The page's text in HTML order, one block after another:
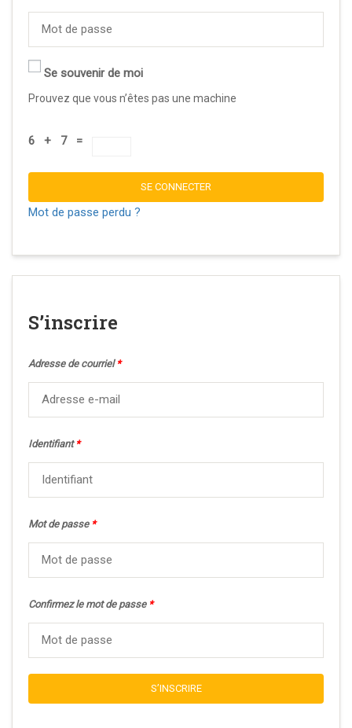
Se souvenir de moi
Prouvez que vous n’êtes pas une machine
6 + 7 =
SE CONNECTER
Mot de passe perdu ?
S’inscrire
Adresse de courriel *
Identifiant *
Mot de passe *
Confirmez le mot de passe *
S’INSCRIRE